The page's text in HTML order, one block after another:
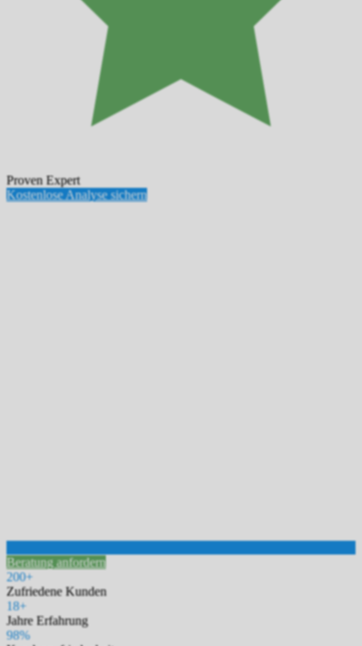
Proven Expert
Kostenlose Analyse sichern
Beratung anfordern
200+
Zufriedene Kunden
18+
Jahre Erfahrung
98%